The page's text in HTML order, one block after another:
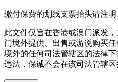
缴付保费的划线支票抬头请注明
此文件仅旨在香港或澳门派发
门境外提供、出售或游说购买
境外的任何司法管辖区的法律
违法，保诚不会在该司法管辖区